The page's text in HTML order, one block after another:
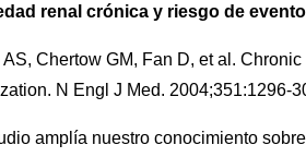
renal crónica y riesgo de
AS, Chertow GM, Fan D, et al.
N Engl J Med. 2004;351:1296-
amplía nuestro conocimiento